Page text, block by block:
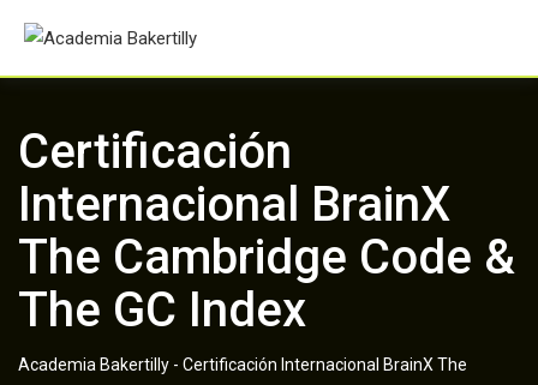
content
Certificación
Internacional BrainX
The Cambridge Code &
The GC Index
Academia Bakertilly - Certificación Internacional BrainX The